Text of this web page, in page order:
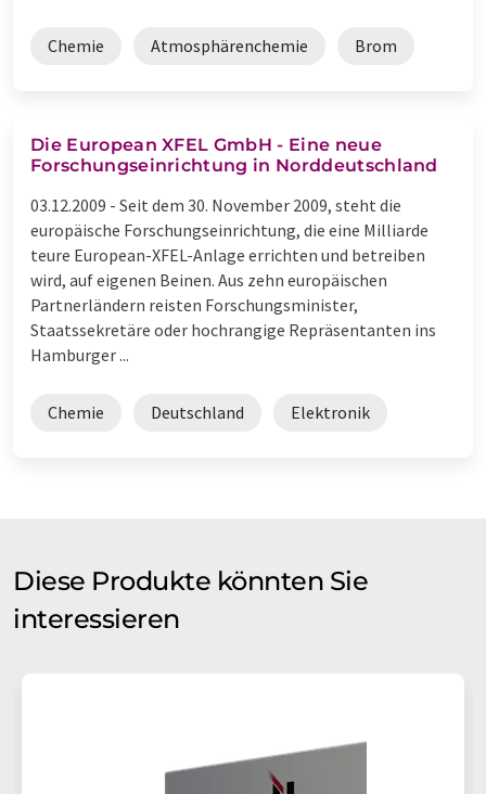
Chemie Atmosphärenchemie Brom
Die European XFEL GmbH - Eine neue
Forschungseinrichtung in Norddeutschland
03.12.2009 - Seit dem 30. November 2009, steht die
europäische Forschungseinrichtung, die eine Milliarde
teure European-XFEL-Anlage errichten und betreiben
wird, auf eigenen Beinen. Aus zehn europäischen
Partnerländern reisten Forschungsminister,
Staatssekretäre oder hochrangige Repräsentanten ins
Hamburger ...
Chemie Deutschland Elektronik
Diese Produkte könnten Sie
interessieren